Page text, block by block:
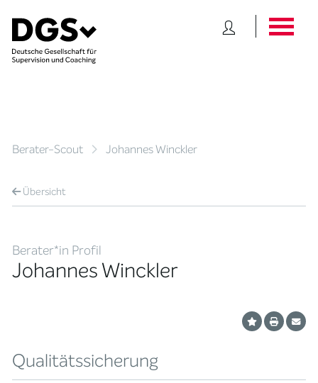
Berater-Scout Johannes Winckler
Übersicht
Berater*in Profil
Johannes Winckler
Qualitätssicherung